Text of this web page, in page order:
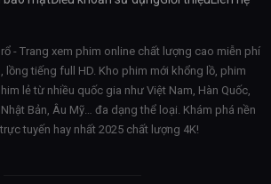
- Trang xem phim online chất lượng cao miễn phí
lồng tiếng full HD. Kho phim mới khổng lồ, phim
lẻ từ nhiều quốc gia như Việt Nam, Hàn Quốc,
Bản, Âu Mỹ… đa dạng thể loại. Khám phá nền
tuyến hay nhất 2025 chất lượng 4K!